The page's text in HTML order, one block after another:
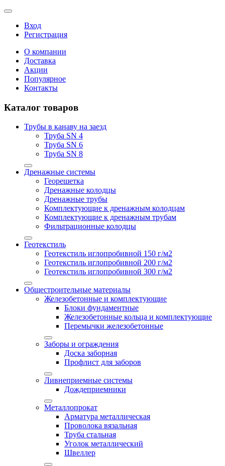
Вход
Регистрация
О компании
Доставка
Акции
Популярное
Контакты
Каталог товаров
Трубы в канаву на заезд
Труба SN 4
Труба SN 6
Труба SN 8
Дренажные системы
Георешетка
Дренажные колодцы
Дренажные трубы
Комплектующие к дренажным колодцам
Комплектующие к дренажным трубам
Фильтрационные колодцы
Геотекстиль
Геотекстиль иглопробивной 150 г/м2
Геотекстиль иглопробивной 200 г/м2
Геотекстиль иглопробивной 300 г/м2
Общестроительные материалы
Железобетонные и комплектующие
Блоки фундаментные
Железобетонные кольца и комплектующие
Перемычки железобетонные
Заборы и ограждения
Доска заборная
Профлист для заборов
Ливнеприемные системы
Дождеприемники
Металлопрокат
Арматура металлическая
Проволока вязальная
Труба стальная
Уголок металлический
Швеллер